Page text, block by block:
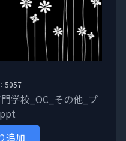
5057
学校_OC_その他_プ
追加